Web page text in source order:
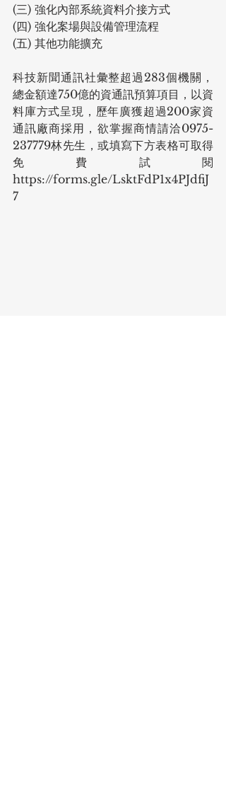
(三) 強化內部系統資料介接方式
(四) 強化案場與設備管理流程
(五) 其他功能擴充
科技新聞通訊社彙整超過283個機關，
總金額達750億的資通訊預算項目，以資
料庫方式呈現，歷年廣獲超過200家資
通訊廠商採用，欲掌握商情請洽0975-
237779林先生，或填寫下方表格可取得
https://forms.gle/LsktFdP1x4PJdfiJ
7